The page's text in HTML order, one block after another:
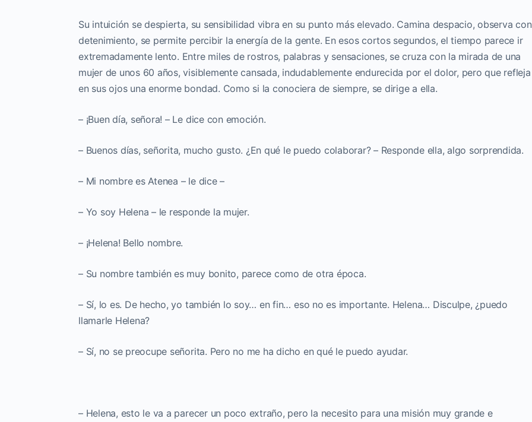
Su intuición se despierta, su sensibilidad vibra en su punto más elevado. Camina despacio, observa con
detenimiento, se permite percibir la energía de la gente. En esos cortos segundos, el tiempo parece ir
extremadamente lento. Entre miles de rostros, palabras y sensaciones, se cruza con la mirada de una
mujer de unos 60 años, visiblemente cansada, indudablemente endurecida por el dolor, pero que refleja
en sus ojos una enorme bondad. Como si la conociera de siempre, se dirige a ella.
– ¡Buen día, señora! – Le dice con emoción.
– Buenos días, señorita, mucho gusto. ¿En qué le puedo colaborar? – Responde ella, algo sorprendida.
– Mi nombre es Atenea – le dice –
– Yo soy Helena – le responde la mujer.
– ¡Helena! Bello nombre.
– Su nombre también es muy bonito, parece como de otra época.
– Sí, lo es. De hecho, yo también lo soy… en fin… eso no es importante. Helena… Disculpe, ¿puedo
llamarle Helena?
– Sí, no se preocupe señorita. Pero no me ha dicho en qué le puedo ayudar.
– Helena, esto le va a parecer un poco extraño, pero la necesito para una misión muy grande e